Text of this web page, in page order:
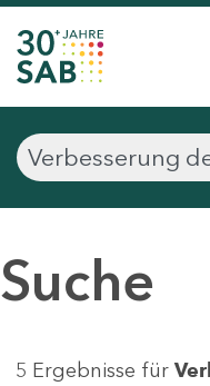
Suche
5 Ergebnisse für